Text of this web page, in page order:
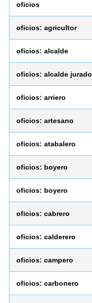
oficios
oficios: agricultor
oficios: alcalde
oficios: alcalde jurado
oficios: arriero
oficios: artesano
oficios: atabalero
oficios: boyero
oficios: boyero
oficios: cabrero
oficios: calderero
oficios: campero
oficios: carbonero